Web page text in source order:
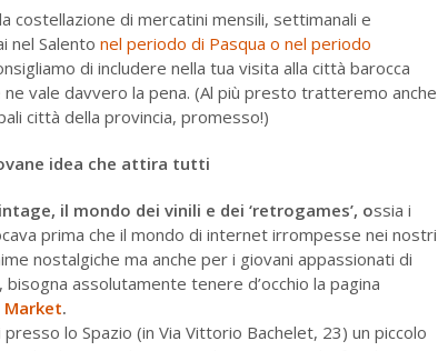
costellazione di mercatini mensili, settimanali e
nel Salento nel periodo di Pasqua o nel periodo
di includere nella tua visita alla città barocca
vale davvero la pena. (Al più presto tratteremo anche
città della provincia, promesso!)
idea che attira tutti
il mondo dei vinili e dei ‘retrogames’, ossia i
prima che il mondo di internet irrompesse nei nostri
nostalgiche ma anche per i giovani appassionati di
assolutamente tenere d’occhio la pagina
Market.
lo Spazio (in Via Vittorio Bachelet, 23) un piccolo